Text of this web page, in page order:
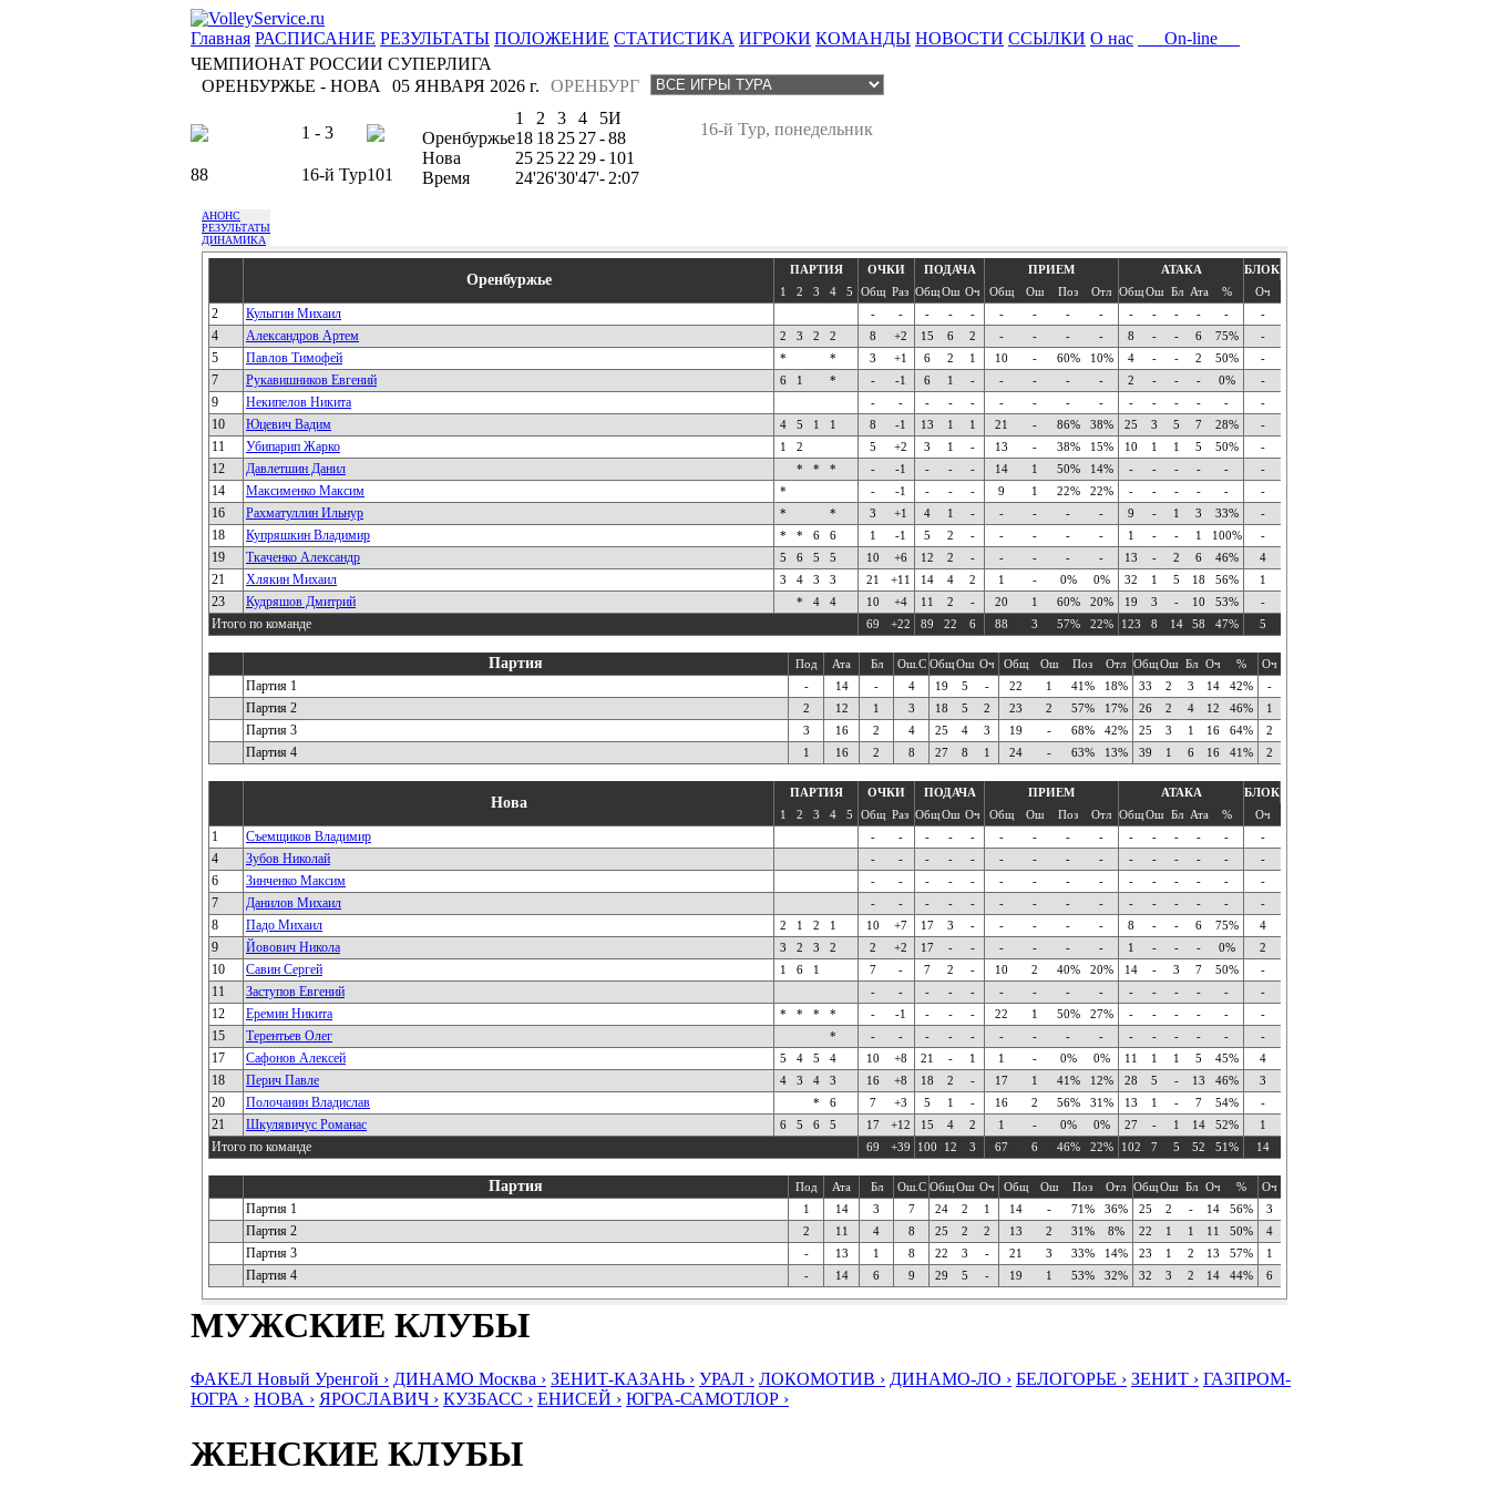
Главная РАСПИСАНИЕ РЕЗУЛЬТАТЫ ПОЛОЖЕНИЕ СТАТИСТИКА ИГРОКИ КОМАНДЫ НОВОСТИ ССЫЛКИ О нас
On-line
ЧЕМПИОНАТ РОССИИ СУПЕРЛИГА
ОРЕНБУРЖЬЕ - НОВА
ОРЕНБУРГ
05 ЯНВАРЯ 2026 г.
1 - 3
88 16-й Тур101
16-й Тур, понедельник
1 2 3 4 5И
Оренбуржье18 18 25 27-88
Нова
25 25 22 29- 101
Время
24'26'30'47'- 2:07
АНОНС
РЕЗУЛЬТАТЫ
ДИНАМИКА
Оренбуржье
ПАРТИЯ ОЧКИ ПОДАЧА ПРИЕМ АТАКА
БЛОК
1
2 3 4 5 Общ Раз ОбщОш Оч Общ Ош Поз Отл ОбщОш Бл Ата % Оч
2 Кулыгин Михаил - - - - - - - - - - - - - - -
4 Александров Артем 2 3 2 2 8 +2 15 6 2 - - - - 8 - - 6 75% -
5 Павлов Тимофей * * 3 +1 6 2 1 10 - 60% 10% 4 - - 2 50% -
7 Рукавишников Евгений 6 1 * - -1 6 1 - - - - - 2 - - - 0% -
9 Некипелов Никита - - - - - - - - - - - - - - -
10 Юцевич Вадим 4 5 1 1 8 -1 13 1 1 21 - 86% 38% 25 3 5 7 28% -
11 Убипарип Жарко 1 2 5 +2 3 1 - 13 - 38% 15% 10 1 1 5 50% -
12 Давлетшин Данил * * * - -1 - - - 14 1 50% 14% - - - - - -
14 Максименко Максим * - -1 - - - 9 1 22% 22% - - - - - -
16 Рахматуллин Ильнур * * 3 +1 4 1 - - - - - 9 - 1 3 33% -
18 Купряшкин Владимир * * 6 6 1 -1 5 2 - - - - - 1 - - 1 100% -
19 Ткаченко Александр 5 6 5 5 10 +6 12 2 - - - - - 13 - 2 6 46% 4
21 Хлякин Михаил 3 4 3 3 21 +11 14 4 2 1 - 0% 0% 32 1 5 18 56% 1
23 Кудряшов Дмитрий * 4 4 10 +4 11 2 - 20 1 60% 20% 19 3 - 10 53% -
Итого по команде 69 +22 89 22 6 88 3 57% 22% 123 8 14 58 47% 5
Партия Под Ата Бл Ош.С ОбщОш Оч Общ Ош Поз Отл ОбщОш Бл Оч % Оч
Партия 1 - 14 - 4 19 5 - 22 1 41% 18% 33 2 3 14 42% -
Партия 2 2 12 1 3 18 5 2 23 2 57% 17% 26 2 4 12 46% 1
Партия 3 3 16 2 4 25 4 3 19 - 68% 42% 25 3 1 16 64% 2
Партия 4 1 16 2 8 27 8 1 24 - 63% 13% 39 1 6 16 41% 2
Нова
ПАРТИЯ ОЧКИ ПОДАЧА ПРИЕМ АТАКА
БЛОК
1
2 3 4 5 Общ Раз ОбщОш Оч Общ Ош Поз Отл ОбщОш Бл Ата % Оч
1 Съемщиков Владимир - - - - - - - - - - - - - - -
4 Зубов Николай - - - - - - - - - - - - - - -
6 Зинченко Максим - - - - - - - - - - - - - - -
7 Данилов Михаил - - - - - - - - - - - - - - -
8 Падо Михаил 2 1 2 1 10 +7 17 3 - - - - - 8 - - 6 75% 4
9 Йовович Никола 3 2 3 2 2 +2 17 - - - - - - 1 - - - 0% 2
10 Савин Сергей 1 6 1 7 - 7 2 - 10 2 40% 20% 14 - 3 7 50% -
11 Заступов Евгений - - - - - - - - - - - - - - -
12 Еремин Никита * * * * - -1 - - - 22 1 50% 27% - - - - - -
15 Терентьев Олег * - - - - - - - - - - - - - - -
17 Сафонов Алексей 5 4 5 4 10 +8 21 - 1 1 - 0% 0% 11 1 1 5 45% 4
18 Перич Павле 4 3 4 3 16 +8 18 2 - 17 1 41% 12% 28 5 - 13 46% 3
20 Полочанин Владислав * 6 7 +3 5 1 - 16 2 56% 31% 13 1 - 7 54% -
21 Шкулявичус Романас 6 5 6 5 17 +12 15 4 2 1 - 0% 0% 27 - 1 14 52% 1
Итого по команде 69 +39 100 12 3 67 6 46% 22% 102 7 5 52 51% 14
Партия Под Ата Бл Ош.С ОбщОш Оч Общ Ош Поз Отл ОбщОш Бл Оч % Оч
Партия 1 1 14 3 7 24 2 1 14 - 71% 36% 25 2 - 14 56% 3
Партия 2 2 11 4 8 25 2 2 13 2 31% 8% 22 1 1 11 50% 4
Партия 3 - 13 1 8 22 3 - 21 3 33% 14% 23 1 2 13 57% 1
Партия 4 - 14 6 9 29 5 - 19 1 53% 32% 32 3 2 14 44% 6
МУЖСКИЕ КЛУБЫ
ФАКЕЛ Новый Уренгой › ДИНАМО Москва › ЗЕНИТ-КАЗАНЬ › УРАЛ › ЛОКОМОТИВ › ДИНАМО-ЛО › БЕЛОГОРЬЕ › ЗЕНИТ › ГАЗПРОМ-
ЮГРА › НОВА › ЯРОСЛАВИЧ › КУЗБАСС › ЕНИСЕЙ › ЮГРА-САМОТЛОР ›
ЖЕНСКИЕ КЛУБЫ